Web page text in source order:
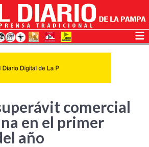
comercial
en el primer
año